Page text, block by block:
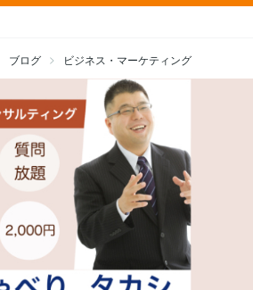
ブログ ビジネス・マーケティング